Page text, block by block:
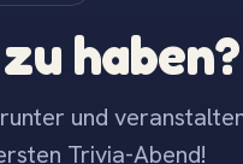
haben?
und
Trivia-Abend!